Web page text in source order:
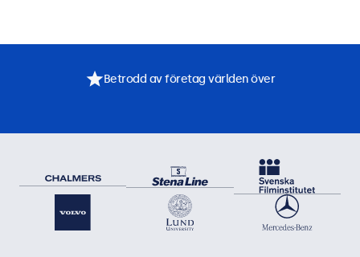
Betrodd av företag världen över